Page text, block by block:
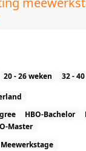
20 - 26 weken
32 -
HBO-Bachelor
Master
Meewerkstage